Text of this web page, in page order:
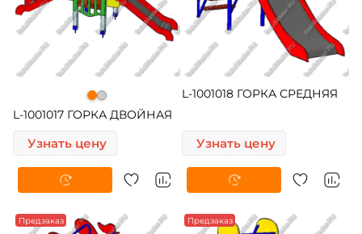
L-1001017 ГОРКА ДВОЙНАЯ
Узнать цену
L-1001018 ГОРКА СРЕДНЯЯ
Узнать цену
Предзаказ Предзаказ